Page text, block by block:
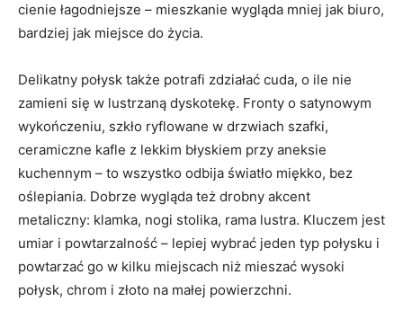
cienie łagodniejsze – mieszkanie wygląda mniej jak biuro,
bardziej jak miejsce do życia.
Delikatny połysk także potrafi zdziałać cuda, o ile nie
zamieni się w lustrzaną dyskotekę. Fronty o satynowym
wykończeniu, szkło ryflowane w drzwiach szafki,
ceramiczne kafle z lekkim błyskiem przy aneksie
kuchennym – to wszystko odbija światło miękko, bez
oślepiania. Dobrze wygląda też drobny akcent
metaliczny: klamka, nogi stolika, rama lustra. Kluczem jest
umiar i powtarzalność – lepiej wybrać jeden typ połysku i
powtarzać go w kilku miejscach niż mieszać wysoki
połysk, chrom i złoto na małej powierzchni.